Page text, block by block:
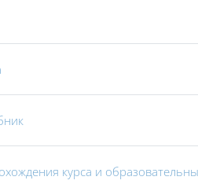
курса и